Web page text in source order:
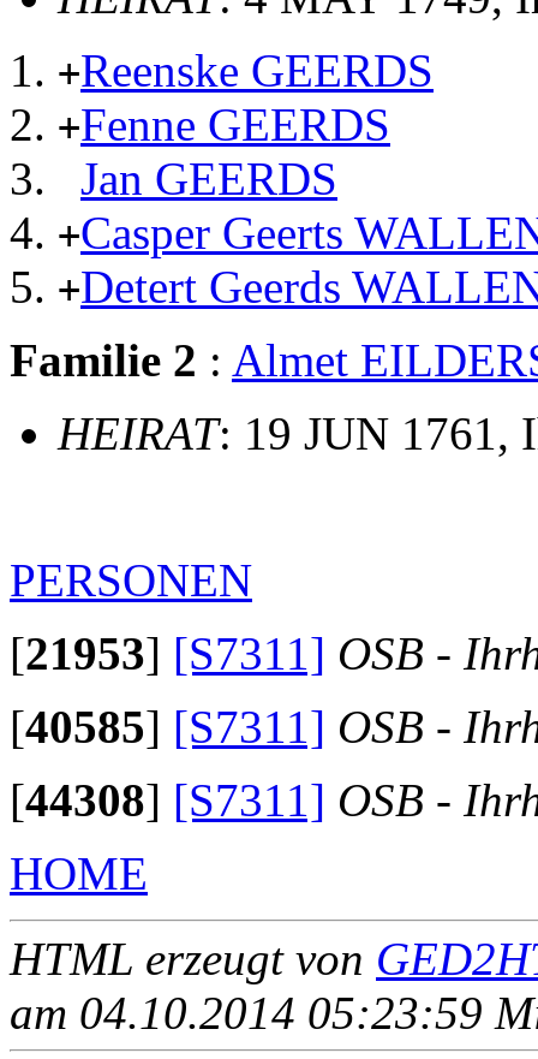
+Reenske GEERDS
+Fenne GEERDS
Jan GEERDS
+Casper Geerts
+Detert Geerds
Familie 2 : Almet
HEIRAT: 19 JUN 1761,
PERSONEN
[21953] [S7311] OSB -
[40585] [S7311] OSB -
[44308] [S7311] OSB -
HOME
HTML erzeugt von
am 04.10.2014 05:23:59